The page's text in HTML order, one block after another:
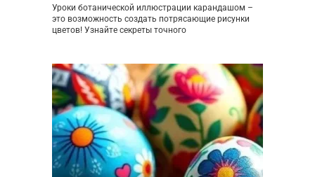
Уроки ботанической иллюстрации карандашом –
это возможность создать потрясающие рисунки
цветов! Узнайте секреты точного